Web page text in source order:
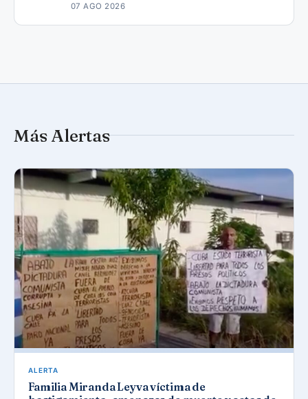
07 AGO 2026
Más Alertas
ALERTA
Familia Miranda Leyva víctima de